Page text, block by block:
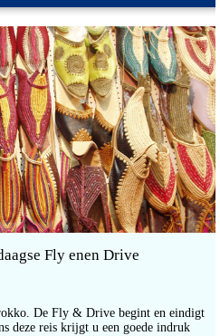
Fly enen Drive
De Fly & Drive begint en eindigt
deze reis krijgt u een goede indruk